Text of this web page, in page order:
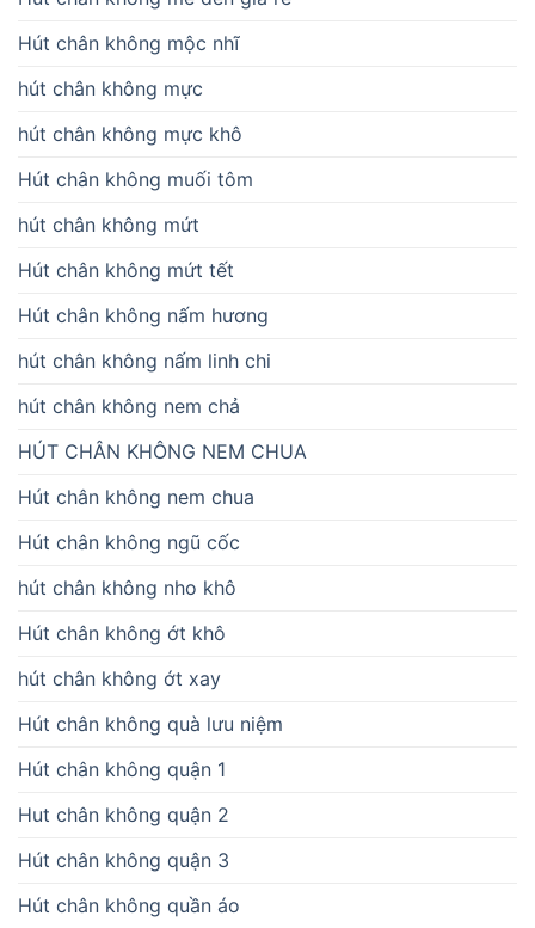
Hút chân không mộc nhĩ
hút chân không mực
hút chân không mực khô
Hút chân không muối tôm
hút chân không mứt
Hút chân không mứt tết
Hút chân không nấm hương
hút chân không nấm linh chi
hút chân không nem chả
HÚT CHÂN KHÔNG NEM CHUA
Hút chân không nem chua
Hút chân không ngũ cốc
hút chân không nho khô
Hút chân không ớt khô
hút chân không ớt xay
Hút chân không quà lưu niệm
Hút chân không quận 1
Hut chân không quận 2
Hút chân không quận 3
Hút chân không quần áo